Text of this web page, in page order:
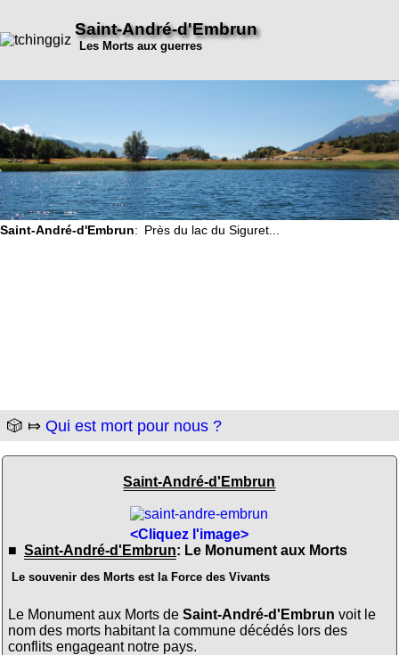
Saint-André-d'Embrun
Les Morts aux guerres
Saint-André-d'Embrun: Près du lac du Siguret...
🎲 ⤇ Qui est mort pour nous ?
Saint-André-d'Embrun
<Cliquez l'image>
■ Saint-André-d'Embrun: Le Monument aux Morts
Le souvenir des Morts est la Force des Vivants
Le Monument aux Morts de Saint-André-d'Embrun voit le
nom des morts habitant la commune décédés lors des
conflits engageant notre pays.